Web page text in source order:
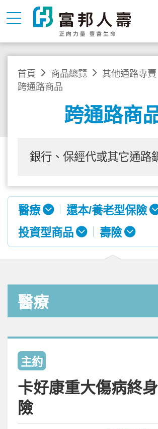
首頁 商品總覽
其他通路專賣
跨通路商品
跨通路商
銀行、保經代或其它通路
醫療
還本/養老型保險
投資型商品
壽險
醫療
主約
卡好康重大傷病終
險